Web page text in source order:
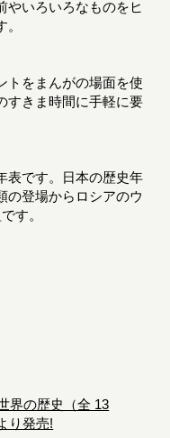
やいろいろなものをヒ
トをまんがの場面を使
すきま時間に手軽に要
表です。日本の歴史年
の登場からロシアのウ
す。
界の歴史（全 13
り発売!